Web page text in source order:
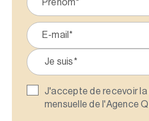
J'accepte de recevoir
mensuelle de l'Agence